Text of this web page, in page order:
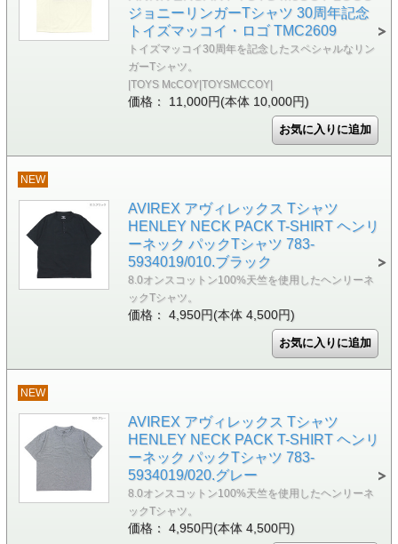
ジョニーリンガーTシャツ 30周年記念
トイズマッコイ・ロゴ TMC2609
トイズマッコイ30周年を記念したスペシャルなリン
ガーTシャツ。
|TOYS McCOY|TOYSMCCOY|
価格： 11,000円(本体 10,000円)
NEW
AVIREX アヴィレックス Tシャツ
HENLEY NECK PACK T-SHIRT ヘンリ
ーネック パックTシャツ 783-
5934019/010.ブラック
8.0オンスコットン100%天竺を使用したヘンリーネ
ックTシャツ。
価格： 4,950円(本体 4,500円)
NEW
AVIREX アヴィレックス Tシャツ
HENLEY NECK PACK T-SHIRT ヘンリ
ーネック パックTシャツ 783-
5934019/020.グレー
8.0オンスコットン100%天竺を使用したヘンリーネ
ックTシャツ。
価格： 4,950円(本体 4,500円)